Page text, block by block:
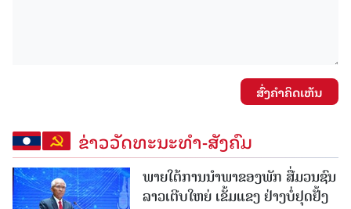
ສົ່ງຄໍາຄິດເຫັນ
ຂ່າວວັດທະນະທຳ-ສັງຄົມ
ພາຍໃຕ້ການນໍາພາຂອງພັກ ສື່ມວນຊົນ
ລາວເຕີບໃຫຍ່ ເຂັ້ມແຂງ ຢ່າງບໍ່ຢຸດຢັ້ງ